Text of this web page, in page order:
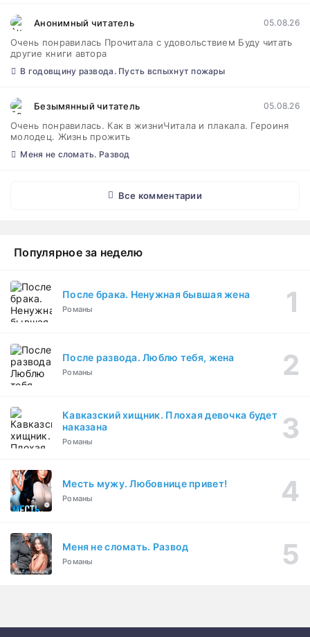
Анонимный читатель 05.08.26
Очень понравилась Прочитала с удовольствием Буду читать
другие книги автора
В годовщину развода. Пусть вспыхнут пожары
Безымянный читатель 05.08.26
Очень понравилась. Как в жизниЧитала и плакала. Героиня
молодец. Жизнь прожить
Меня не сломать. Развод
Все комментарии
Популярное за неделю
После брака. Ненужная бывшая жена
Романы
После развода. Люблю тебя, жена
Романы
Кавказский хищник. Плохая девочка будет
наказана
Романы
Месть мужу. Любовнице привет!
Романы
Меня не сломать. Развод
Романы